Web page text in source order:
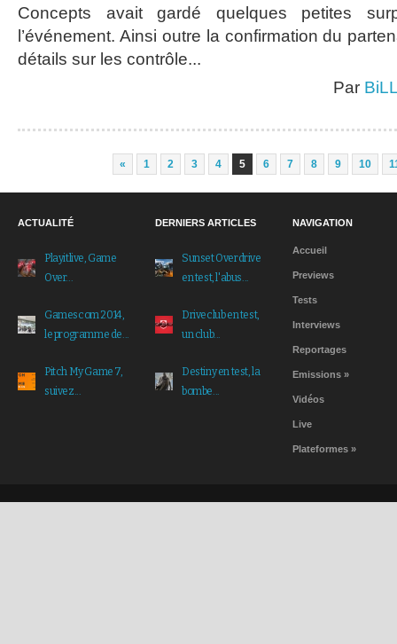
Concepts avait gardé quelques petites
l’événement. Ainsi outre la confirmation du
détails sur les contrôle...
Par
« 1 2 3 4 5 6 7 8 9 10
ACTUALITÉ
Playitlive, Game
Over...
Gamescom 2014,
le programme de...
Pitch My Game 7,
suivez...
DERNIERS ARTICLES
Sunset Overdrive
en test, l'abus...
Driveclub en test,
un club...
Destiny en test, la
bombe...
NAVIGATION
Accueil
Previews
Tests
Interviews
Reportages
Emissions »
Vidéos
Live
Plateformes »